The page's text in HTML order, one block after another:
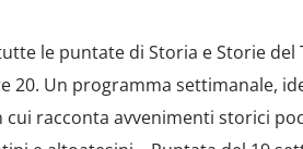
le puntate di Storia e Storie
20. Un programma settimanale,
cui racconta avvenimenti storici